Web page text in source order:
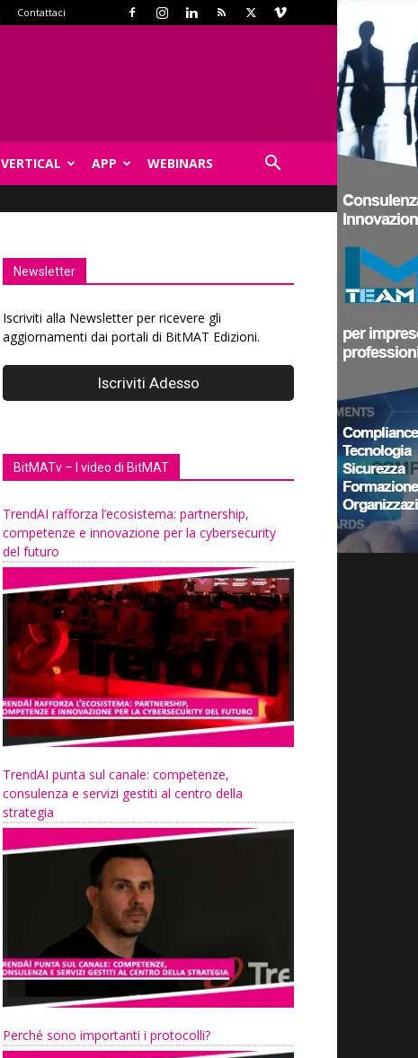
Contattaci
VERTICAL APP WEBINARS
Newsletter
Iscriviti alla Newsletter per ricevere gli
aggiornamenti dai portali di BitMAT Edizioni.
BitMATv – I video di BitMAT
TrendAI rafforza l’ecosistema: partnership,
competenze e innovazione per la cybersecurity
del futuro
TrendAI punta sul canale: competenze,
consulenza e servizi gestiti al centro della
strategia
Perché sono importanti i protocolli?